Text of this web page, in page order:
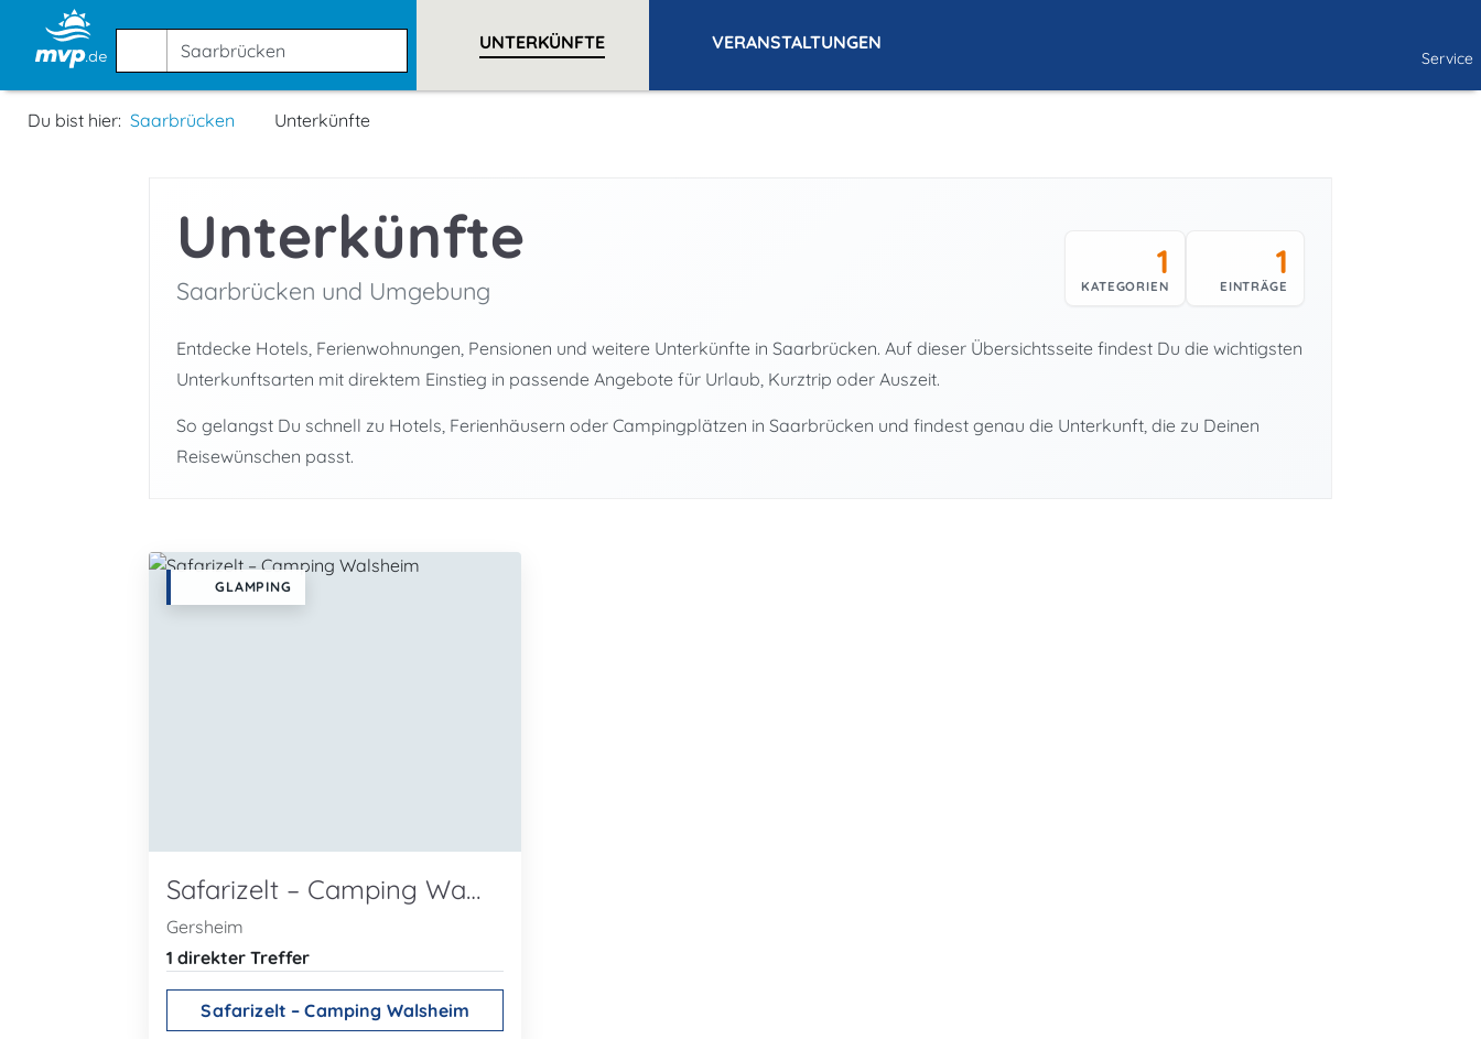
UNTERKÜNFTE VERANSTALTUNGEN
Service
Du bist hier: Saarbrücken Unterkünfte
Unterkünfte
Saarbrücken und Umgebung
1
KATEGORIEN
1
EINTRÄGE
Entdecke Hotels, Ferienwohnungen, Pensionen und weitere Unterkünfte in Saarbrücken. Auf dieser Übersichtsseite findest Du die wichtigsten
Unterkunftsarten mit direktem Einstieg in passende Angebote für Urlaub, Kurztrip oder Auszeit.
So gelangst Du schnell zu Hotels, Ferienhäusern oder Campingplätzen in Saarbrücken und findest genau die Unterkunft, die zu Deinen
Reisewünschen passt.
GLAMPING
Safarizelt – Camping Walsheim
Gersheim
1 direkter Treffer
Safarizelt – Camping Walsheim